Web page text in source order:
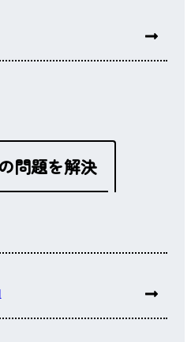
問題を解決